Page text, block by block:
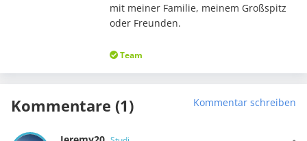
mit meiner Familie, meinem Großspitz
oder Freunden.
Team
Kommentare (1) Kommentar schreiben